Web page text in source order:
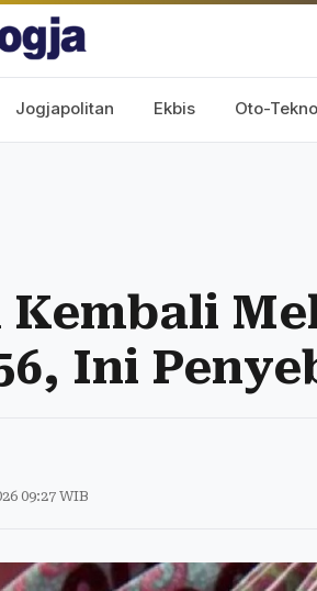
Jogjapolitan Ekbis Oto-Tekno
Kembali
Ini
09:27 WIB